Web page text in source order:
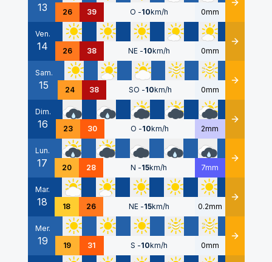
13 26 39 O -10km/h 0mm Détails
Ven.
14 26 38 NE -10km/h 0mm Détails
Sam.
15 24 38 SO -10km/h 0mm Détails
Dim.
16 23 30 O -10km/h 2mm Détails
Lun.
17 20 28 N -15km/h 7mm Détails
Mar.
18 18 26 NE -15km/h 0.2mm Détails
Mer.
19 19 31 S -10km/h 0mm Détails